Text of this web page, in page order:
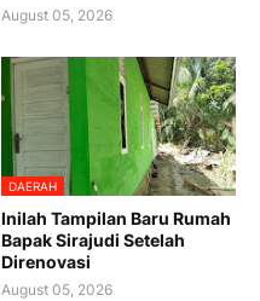
August 05, 2026
DAERAH
Inilah Tampilan Baru Rumah
Bapak Sirajudi Setelah
Direnovasi
August 05, 2026